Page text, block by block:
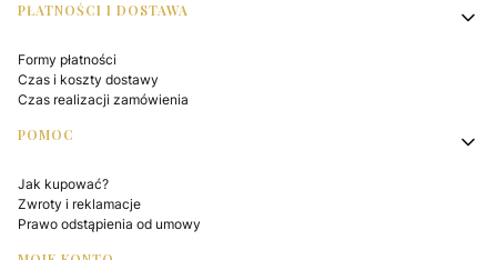
PŁATNOŚCI I DOSTAWA
Formy płatności
Czas i koszty dostawy
Czas realizacji zamówienia
POMOC
Jak kupować?
Zwroty i reklamacje
Prawo odstąpienia od umowy